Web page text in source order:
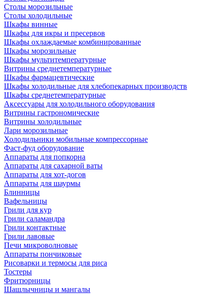
Столы морозильные
Столы холодильные
Шкафы винные
Шкафы для икры и пресервов
Шкафы охлаждаемые комбинированные
Шкафы морозильные
Шкафы мультитемпературные
Витрины среднетемпературные
Шкафы фармацевтические
Шкафы холодильные для хлебопекарных производств
Шкафы среднетемпературные
Аксессуары для холодильного оборудования
Витрины гастрономические
Витрины холодильные
Лари морозильные
Холодильники мобильные компрессорные
Фаст-фуд оборудование
Аппараты для попкорна
Аппараты для сахарной ваты
Аппараты для хот-догов
Аппараты для шаурмы
Блинницы
Вафельницы
Грили для кур
Грили саламандра
Грили контактные
Грили лавовые
Печи микроволновые
Аппараты пончиковые
Рисоварки и термосы для риса
Тостеры
Фритюрницы
Шашлычницы и мангалы